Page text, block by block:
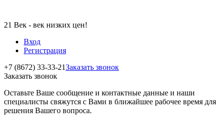
21 Век - век низких цен!
Вход
Регистрация
+7 (8672) 33-33-21Заказать звонок
Заказать звонок
Оставьте Ваше сообщение и контактные данные и наши
специалисты свяжутся с Вами в ближайшее рабочее время для
решения Вашего вопроса.